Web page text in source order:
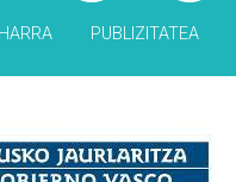
PUBLIZITATEA